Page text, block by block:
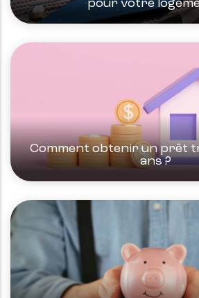
pour votre
Comment obtenir un prêt
ans ?